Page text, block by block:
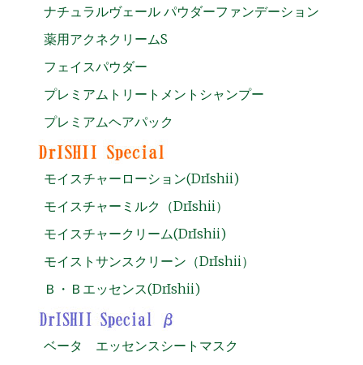
ナチュラルヴェール パウダーファンデーション
薬用アクネクリームS
フェイスパウダー
プレミアムトリートメントシャンプー
プレミアムヘアパック
モイスチャーローション(DrIshii)
モイスチャーミルク（DrIshii）
モイスチャークリーム(DrIshii)
モイストサンスクリーン（DrIshii）
Ｂ・Ｂエッセンス(DrIshii)
ベータ エッセンスシートマスク